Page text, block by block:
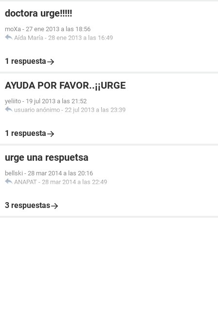
doctora urge!!!!!
moXa - 27 ene 2013 a las 18:56
Aída María - 28 ene 2013 a las 16:49
1 respuesta
AYUDA POR FAVOR..¡¡URGE
yeliito - 19 jul 2013 a las 21:52
usuario anónimo - 22 jul 2013 a las 23:39
1 respuesta
urge una respuetsa
bellski - 28 mar 2014 a las 20:16
ANAPAT - 28 mar 2014 a las 22:49
3 respuestas